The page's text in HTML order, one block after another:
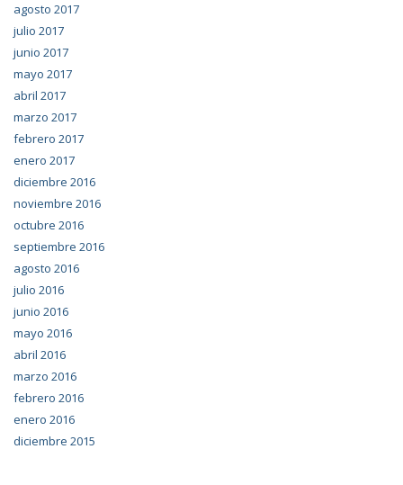
agosto 2017
julio 2017
junio 2017
mayo 2017
abril 2017
marzo 2017
febrero 2017
enero 2017
diciembre 2016
noviembre 2016
octubre 2016
septiembre 2016
agosto 2016
julio 2016
junio 2016
mayo 2016
abril 2016
marzo 2016
febrero 2016
enero 2016
diciembre 2015